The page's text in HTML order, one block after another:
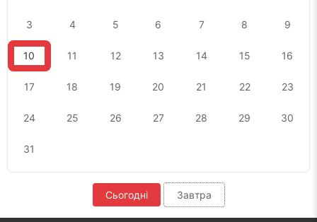
3 4 5 6 7 8 9
10 11 12 13 14 15 16
17 18 19 20 21 22 23
24 25 26 27 28 29 30
31
Сьогодні Завтра